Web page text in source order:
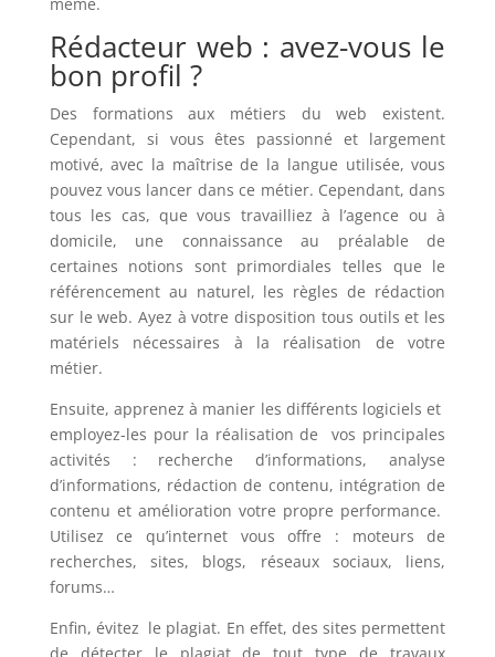
même.
Rédacteur web : avez-vous le
bon profil ?
Des formations aux métiers du web existent.
Cependant, si vous êtes passionné et largement
motivé, avec la maîtrise de la langue utilisée, vous
pouvez vous lancer dans ce métier. Cependant, dans
tous les cas, que vous travailliez à l’agence ou à
domicile, une connaissance au préalable de
certaines notions sont primordiales telles que le
référencement au naturel, les règles de rédaction
sur le web. Ayez à votre disposition tous outils et les
matériels nécessaires à la réalisation de votre
métier.
Ensuite, apprenez à manier les différents logiciels et
employez-les pour la réalisation de vos principales
activités : recherche d’informations, analyse
d’informations, rédaction de contenu, intégration de
contenu et amélioration votre propre performance.
Utilisez ce qu’internet vous offre : moteurs de
recherches, sites, blogs, réseaux sociaux, liens,
forums…
Enfin, évitez le plagiat. En effet, des sites permettent